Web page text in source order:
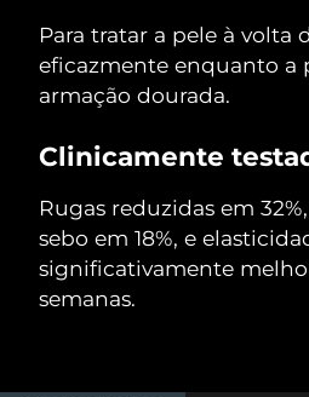
Para tratar a pele à volta
eficazmente enquanto a
armação dourada.
Clinicamente
Rugas reduzidas em
sebo em 18%, e
significativamente
semanas.